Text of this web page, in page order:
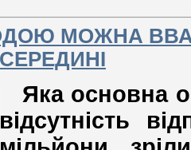
МОЖНА
Яка основна
відсутність